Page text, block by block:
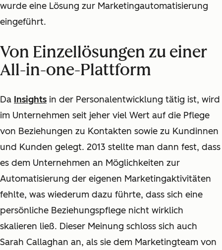
wurde eine Lösung zur Marketingautomatisierung
eingeführt.
Von Einzellösungen zu einer
All-in-one-Plattform
Da Insights in der Personalentwicklung tätig ist, wird
im Unternehmen seit jeher viel Wert auf die Pflege
von Beziehungen zu Kontakten sowie zu Kundinnen
und Kunden gelegt. 2013 stellte man dann fest, dass
es dem Unternehmen an Möglichkeiten zur
Automatisierung der eigenen Marketingaktivitäten
fehlte, was wiederum dazu führte, dass sich eine
persönliche Beziehungspflege nicht wirklich
skalieren ließ. Dieser Meinung schloss sich auch
Sarah Callaghan an, als sie dem Marketingteam von